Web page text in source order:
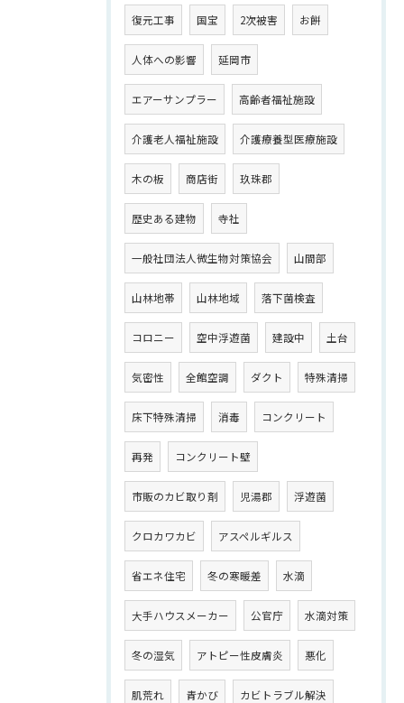
復元工事 国宝 2次被害 お餅
人体への影響 延岡市
エアーサンプラー 高齢者福祉施設
介護老人福祉施設 介護療養型医療施設
木の板 商店街 玖珠郡
歴史ある建物 寺社
一般社団法人微生物対策協会 山間部
山林地帯 山林地域 落下菌検査
コロニー 空中浮遊菌 建設中 土台
気密性 全館空調 ダクト 特殊清掃
床下特殊清掃 消毒 コンクリート
再発 コンクリート壁
市販のカビ取り剤 児湯郡 浮遊菌
クロカワカビ アスペルギルス
省エネ住宅 冬の寒暖差 水滴
大手ハウスメーカー 公官庁 水滴対策
冬の湿気 アトピー性皮膚炎 悪化
肌荒れ 青かび カビトラブル解決